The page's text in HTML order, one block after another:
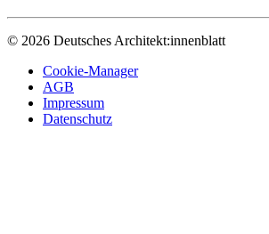
© 2026 Deutsches Architekt:innenblatt
Cookie-Manager
AGB
Impressum
Datenschutz